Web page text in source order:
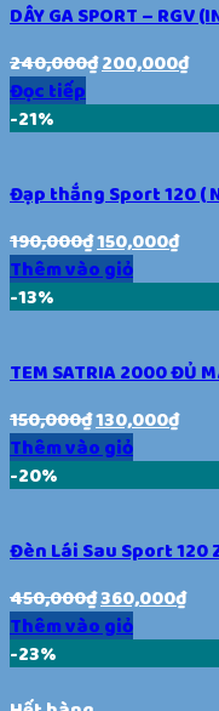
DÂY GA SPORT – RGV
240,000₫200,000₫
Đọc tiếp
-21%
Đạp thắng Sport 120 (
190,000₫150,000₫
Thêm vào giỏ
-13%
TEM SATRIA 2000 ĐỦ
150,000₫130,000₫
Thêm vào giỏ
-20%
Đèn Lái Sau Sport 120
450,000₫360,000₫
Thêm vào giỏ
-23%